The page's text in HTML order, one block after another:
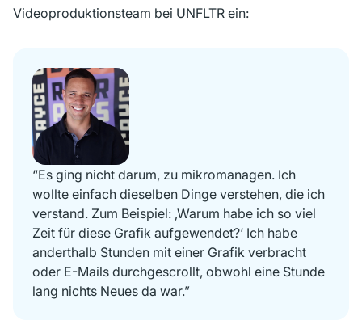
Videoproduktionsteam bei UNFLTR ein:
“Es ging nicht darum, zu mikromanagen. Ich
wollte einfach dieselben Dinge verstehen, die ich
verstand. Zum Beispiel: ‚Warum habe ich so viel
Zeit für diese Grafik aufgewendet?‘ Ich habe
anderthalb Stunden mit einer Grafik verbracht
oder E-Mails durchgescrollt, obwohl eine Stunde
lang nichts Neues da war.”